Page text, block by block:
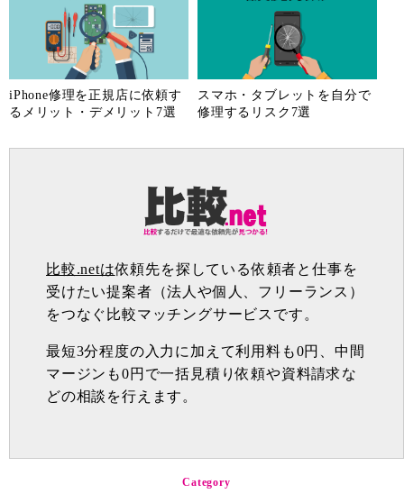
iPhone修理を正規店に依頼す
るメリット・デメリット7選
スマホ・タブレットを自分で
修理するリスク7選
比較.netは依頼先を探している依頼者と仕事を
受けたい提案者（法人や個人、フリーランス）
をつなぐ比較マッチングサービスです。
最短3分程度の入力に加えて利用料も0円、中間
マージンも0円で一括見積り依頼や資料請求な
どの相談を行えます。
Category